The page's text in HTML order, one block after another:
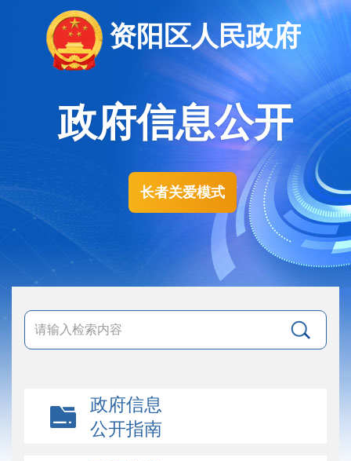
资阳区人民政府
政府信息公开
长者关爱模式
政府信息
公开指南